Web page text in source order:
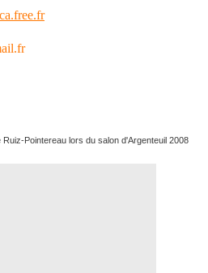
Pointereau lors du salon d'Argenteuil 2008